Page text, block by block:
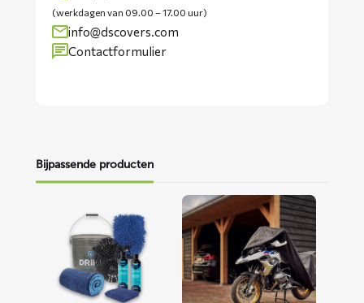
(werkdagen van 09.00 – 17.00 uur)
info@dscovers.com
Contactformulier
Bijpassende producten
Motorwaspakket
Lees
meer
over
ALFA
motorhoes